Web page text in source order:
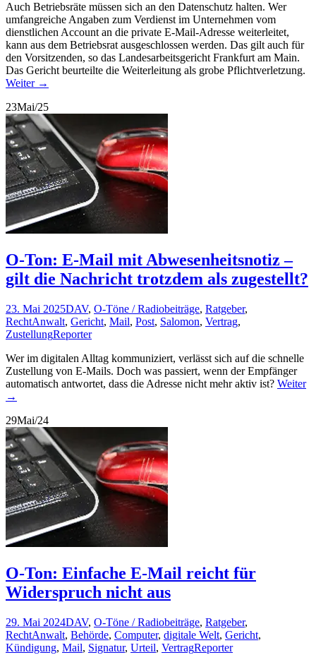
Auch Betriebsräte müssen sich an den Datenschutz halten. Wer
umfangreiche Angaben zum Verdienst im Unternehmen vom
dienstlichen Account an die private E-Mail-Adresse weiterleitet,
kann aus dem Betriebsrat ausgeschlossen werden. Das gilt auch für
den Vorsitzenden, so das Landesarbeitsgericht Frankfurt am Main.
Das Gericht beurteilte die Weiterleitung als grobe Pflichtverletzung.
Weiter →
23Mai/25
O-Ton: E-Mail mit Abwesenheitsnotiz –
gilt die Nachricht trotzdem als zugestellt?
23. Mai 2025DAV, O-Töne / Radiobeiträge, Ratgeber,
RechtAnwalt, Gericht, Mail, Post, Salomon, Vertrag,
ZustellungReporter
Wer im digitalen Alltag kommuniziert, verlässt sich auf die schnelle
Zustellung von E-Mails. Doch was passiert, wenn der Empfänger
automatisch antwortet, dass die Adresse nicht mehr aktiv ist? Weiter
→
29Mai/24
O-Ton: Einfache E-Mail reicht für
Widerspruch nicht aus
29. Mai 2024DAV, O-Töne / Radiobeiträge, Ratgeber,
RechtAnwalt, Behörde, Computer, digitale Welt, Gericht,
Kündigung, Mail, Signatur, Urteil, VertragReporter